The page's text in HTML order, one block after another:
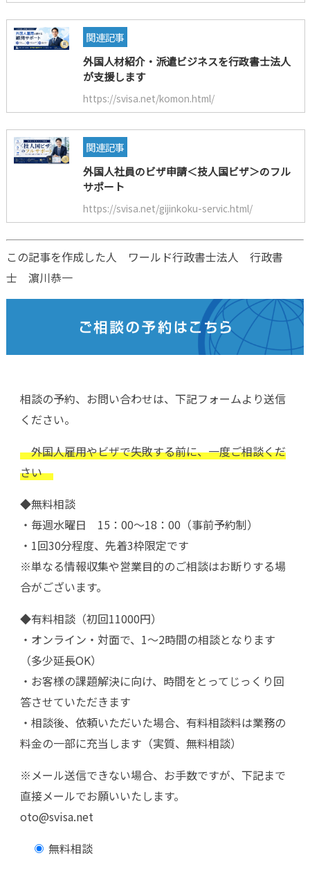
関連記事
外国人材紹介・派遣ビジネスを行政書士法人
が支援します
https://svisa.net/komon.html/
関連記事
外国人社員のビザ申請＜技人国ビザ＞のフル
サポート
https://svisa.net/gijinkoku-servic.html/
この記事を作成した人 ワールド行政書士法人 行政書
士 濵川恭一
相談の予約、お問い合わせは、下記フォームより送信
ください。
外国人雇用やビザで失敗する前に、一度ご相談くだ
さい
◆無料相談
・毎週水曜日 15：00～18：00（事前予約制）
・1回30分程度、先着3枠限定です
※単なる情報収集や営業目的のご相談はお断りする場
合がございます。
◆有料相談（初回11000円）
・オンライン・対面で、1～2時間の相談となります
（多少延長OK）
・お客様の課題解決に向け、時間をとってじっくり回
答させていただきます
・相談後、依頼いただいた場合、有料相談料は業務の
料金の一部に充当します（実質、無料相談）
※メール送信できない場合、お手数ですが、下記まで
直接メールでお願いいたします。
oto@svisa.net
無料相談